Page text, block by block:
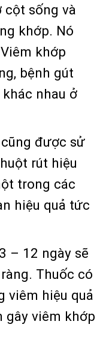
cột sống và
khớp. Nó
khớp
bệnh gút
nhau ở
được sử
rút hiệu
trong các
hiệu quả tức
– 12 ngày sẽ
Thuốc có
viêm hiệu quả
gây viêm khớp